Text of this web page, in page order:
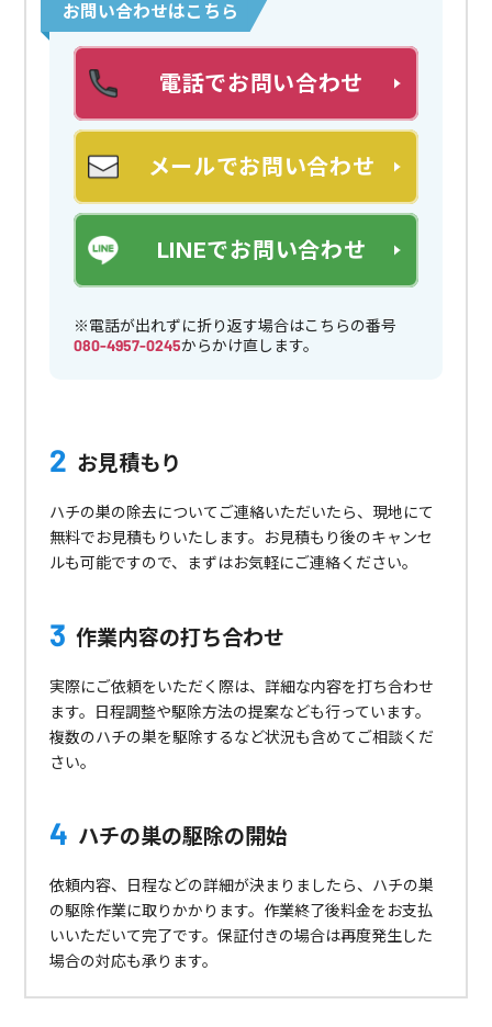
お問い合わせはこちら
電話でお問い合わせ
メールでお問い合わせ
LINEでお問い合わせ
※電話が出れずに折り返す場合はこちらの番号
080-4957-0245からかけ直します。
お見積もり
ハチの巣の除去についてご連絡いただいたら、現地にて
無料でお見積もりいたします。お見積もり後のキャンセ
ルも可能ですので、まずはお気軽にご連絡ください。
作業内容の打ち合わせ
実際にご依頼をいただく際は、詳細な内容を打ち合わせ
ます。日程調整や駆除方法の提案なども行っています。
複数のハチの巣を駆除するなど状況も含めてご相談くだ
さい。
ハチの巣の駆除の開始
依頼内容、日程などの詳細が決まりましたら、ハチの巣
の駆除作業に取りかかります。作業終了後料金をお支払
いいただいて完了です。保証付きの場合は再度発生した
場合の対応も承ります。